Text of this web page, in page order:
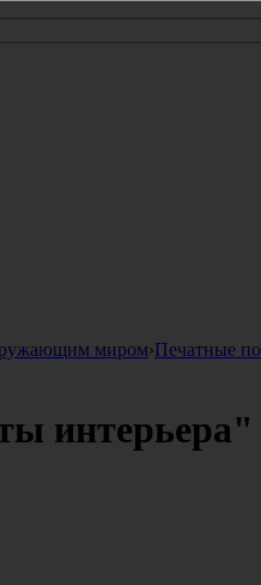
миром›Печатные